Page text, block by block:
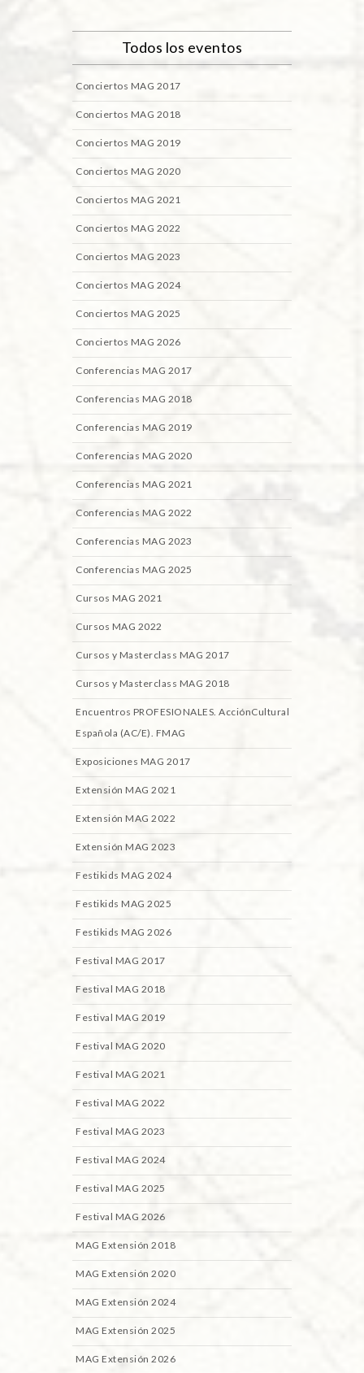
Todos los eventos
Conciertos MAG 2017
Conciertos MAG 2018
Conciertos MAG 2019
Conciertos MAG 2020
Conciertos MAG 2021
Conciertos MAG 2022
Conciertos MAG 2023
Conciertos MAG 2024
Conciertos MAG 2025
Conciertos MAG 2026
Conferencias MAG 2017
Conferencias MAG 2018
Conferencias MAG 2019
Conferencias MAG 2020
Conferencias MAG 2021
Conferencias MAG 2022
Conferencias MAG 2023
Conferencias MAG 2025
Cursos MAG 2021
Cursos MAG 2022
Cursos y Masterclass MAG 2017
Cursos y Masterclass MAG 2018
Encuentros PROFESIONALES. AcciónCultural
Española (AC/E). FMAG
Exposiciones MAG 2017
Extensión MAG 2021
Extensión MAG 2022
Extensión MAG 2023
Festikids MAG 2024
Festikids MAG 2025
Festikids MAG 2026
Festival MAG 2017
Festival MAG 2018
Festival MAG 2019
Festival MAG 2020
Festival MAG 2021
Festival MAG 2022
Festival MAG 2023
Festival MAG 2024
Festival MAG 2025
Festival MAG 2026
MAG Extensión 2018
MAG Extensión 2020
MAG Extensión 2024
MAG Extensión 2025
MAG Extensión 2026